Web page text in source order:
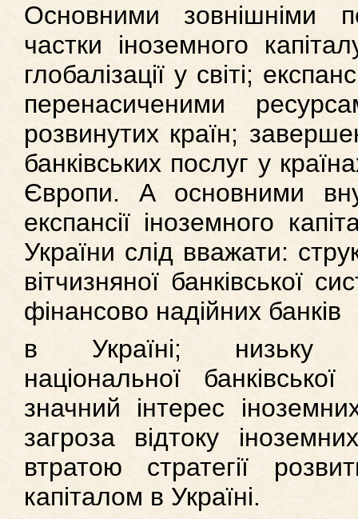
Основними зовнішніми
частки іноземного
глобалізації у світі;
перенасиченими
розвинутих країн;
банківських послуг у
Європи. А основними
експансії іноземного
України слід вважати:
вітчизняної банківської
фінансово надійних банків
в Україні; низьку
національної
значний інтерес
загроза відтоку
втратою стратегії
капіталом в Україні.